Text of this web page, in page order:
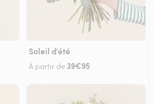
Soleil d'été
À partir de 39€95